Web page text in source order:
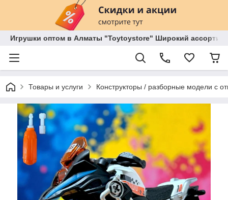
Игрушки оптом в Алматы "Toytoystore" Широкий
Товары и услуги Конструкторы / разборные модели с